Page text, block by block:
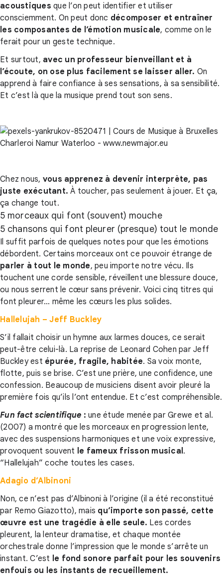
acoustiques que l’on peut identifier et utiliser
consciemment. On peut donc décomposer et entraîner
les composantes de l’émotion musicale, comme on le
ferait pour un geste technique.
Et surtout, avec un professeur bienveillant et à
l’écoute, on ose plus facilement se laisser aller. On
apprend à faire confiance à ses sensations, à sa sensibilité.
Et c’est là que la musique prend tout son sens.
Chez nous, vous apprenez à devenir interprète, pas
juste exécutant. À toucher, pas seulement à jouer. Et ça,
ça change tout.
5 morceaux qui font (souvent) mouche
5 chansons qui font pleurer (presque) tout le monde
Il suffit parfois de quelques notes pour que les émotions
débordent. Certains morceaux ont ce pouvoir étrange de
parler à tout le monde, peu importe notre vécu. Ils
touchent une corde sensible, réveillent une blessure douce,
ou nous serrent le cœur sans prévenir. Voici cinq titres qui
font pleurer… même les cœurs les plus solides.
Hallelujah – Jeff Buckley
S’il fallait choisir un hymne aux larmes douces, ce serait
peut-être celui-là. La reprise de Leonard Cohen par Jeff
Buckley est épurée, fragile, habitée. Sa voix monte,
flotte, puis se brise. C’est une prière, une confidence, une
confession. Beaucoup de musiciens disent avoir pleuré la
première fois qu’ils l’ont entendue. Et c’est compréhensible.
Fun fact scientifique : une étude menée par Grewe et al.
(2007) a montré que les morceaux en progression lente,
avec des suspensions harmoniques et une voix expressive,
provoquent souvent le fameux frisson musical.
“Hallelujah” coche toutes les cases.
Adagio d’Albinoni
Non, ce n’est pas d’Albinoni à l’origine (il a été reconstitué
par Remo Giazotto), mais qu’importe son passé, cette
œuvre est une tragédie à elle seule. Les cordes
pleurent, la lenteur dramatise, et chaque montée
orchestrale donne l’impression que le monde s’arrête un
instant. C’est le fond sonore parfait pour les souvenirs
enfouis ou les instants de recueillement.